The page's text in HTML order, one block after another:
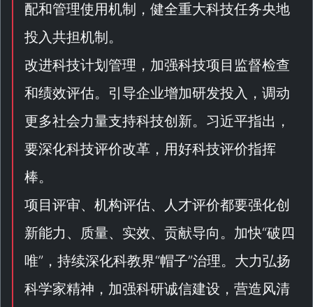
配和管理使用机制，健全重大科技任务央地
投入共担机制。
改进科技计划管理，加强科技项目监督检查
和绩效评估。引导企业增加研发投入，调动
更多社会力量支持科技创新。习近平指出，
要深化科技评价改革，用好科技评价指挥
棒。
项目评审、机构评估、人才评价都要强化创
新能力、质量、实效、贡献导向。加快“破四
唯”，持续深化科教界“帽子”治理。大力弘扬
科学家精神，加强科研诚信建设，营造风清